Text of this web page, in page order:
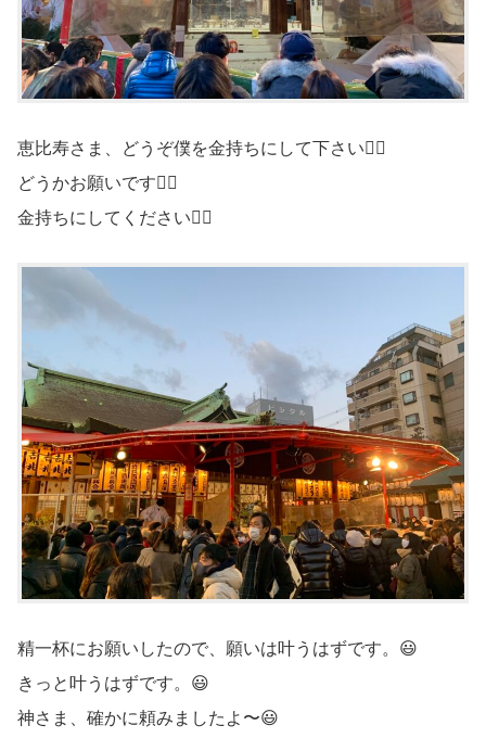
恵比寿さま、どうぞ僕を金持ちにして下さい🙇‍♀️
どうかお願いです🙇‍♀️
金持ちにしてください🙇‍♀️
精一杯にお願いしたので、願いは叶うはずです。😃
きっと叶うはずです。😃
神さま、確かに頼みましたよ〜😃